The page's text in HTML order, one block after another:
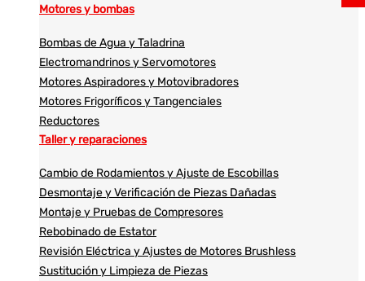
Motores y bombas
Bombas de Agua y Taladrina
Electromandrinos y Servomotores
Motores Aspiradores y Motovibradores
Motores Frigoríficos y Tangenciales
Reductores
Taller y reparaciones
Cambio de Rodamientos y Ajuste de Escobillas
Desmontaje y Verificación de Piezas Dañadas
Montaje y Pruebas de Compresores
Rebobinado de Estator
Revisión Eléctrica y Ajustes de Motores Brushless
Sustitución y Limpieza de Piezas